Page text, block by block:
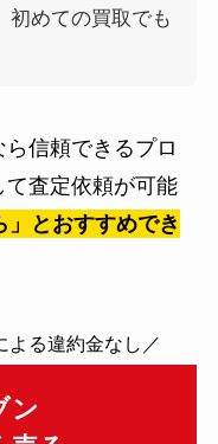
初めての買取でも
信頼できるプロ
査定依頼が可能
」とおすすめでき
よる違約金なし／
ン